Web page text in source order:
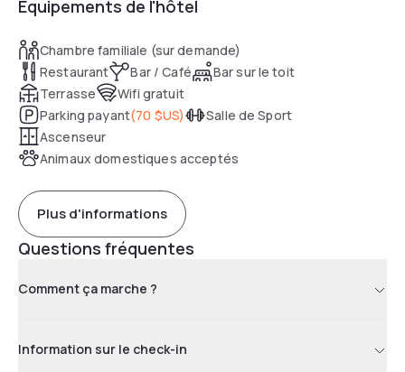
Équipements de l'hôtel
Chambre familiale (sur demande)
Restaurant
Bar / Café
Bar sur le toit
Terrasse
Wifi gratuit
Parking payant(70 $US)
Salle de Sport
Ascenseur
Animaux domestiques acceptés
Plus d'informations
Questions fréquentes
Comment ça marche ?
Information sur le check-in